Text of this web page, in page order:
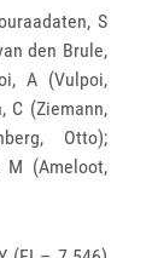
S
den Brule,
A (Vulpoi,
C (Ziemann,
Otto);
M (Ameloot,